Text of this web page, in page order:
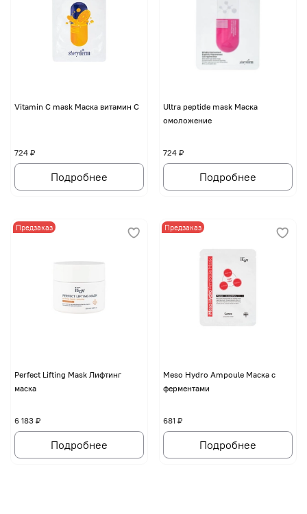
Vitamin C mask Маска витамин С
724 ₽
Подробнее
Ultra peptide mask Маска
омоложение
724 ₽
Подробнее
Предзаказ
Perfect Lifting Mask Лифтинг
маска
6 183 ₽
Подробнее
Предзаказ
Meso Hydro Ampoule Маска с
ферментами
681 ₽
Подробнее